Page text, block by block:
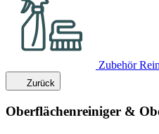
Zubehör
Zurück
Oberflächenreiniger &